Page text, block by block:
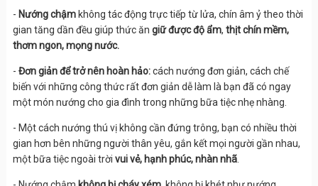
- Nướng chậmkhông tác động trực tiếp từ lửa, chín âm ỷ theo thời
gian tăng dần đều giúp thức ăn giữ được độ ẩm, thịt chín mềm,
thơm ngon, mọng nước.
- Đơn giản để trở nên hoàn hảo:cách nướng đơn giản, cách chế
biến với những công thức rất đơn giản dễ làm là bạn đã có ngay
một món nướng cho gia đình trong những bữa tiệc nhẹ nhàng.
- Một cách nướng thú vị không cần đứng trông, bạn có nhiều thời
gian hơn bên những người thân yêu, gắn kết mọi người gần nhau,
một bữa tiệc ngoài trời vui vẻ, hạnh phúc, nhàn nhã.